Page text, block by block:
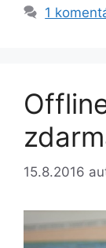
1
15.8.2016